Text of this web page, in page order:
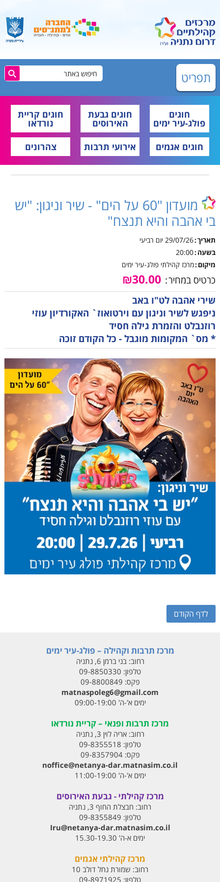
תפריט
חוגים
פולג-עיר ימים
חוגים גבעת
האירוסים
חוגים קריית
נורדאו
חוגים אגמים
אירועי תרבות צהרונים
מועדון "60 על הים" - שיר וניגון: "יש
בי אהבה והיא תנצח"
תאריך 29/07/26 יום רביעי
בשעה 20:00
מיקום מרכז קהילתי פולג-עיר ימים
כרטיס במחיר
שירי אהבה לט"ו באב
ניפגש לשיר וניגון עם וירטואוז` האקורדיון עוזי
רוזנבלט והזמרת גילה חסיד
* מס` המקומות מוגבל - כל הקודם זוכה
לדף הקודם
מרכז תרבות וקהילה – פולג-עיר ימים
רחוב:בני ברמן 6, נתניה
טלפון: 09-8850330
פקס: 09-8800849
matnaspoleg6@gmail.com
ימים א'-ה' 09:00-19:00
מרכז תרבות ופנאי – קריית נורדאו
רחוב:אריה לוין 3, נתניה
טלפון: 09-8355518
פקס:09-8357904
noffice@netanya-dar.matnasim.co.il
ימים א'-ה' 11:00-19:00
מרכז קהילתי - גבעת האירוסים
רחוב: חבצלת החוף 3, נתניה
טלפון: 09-8355849
Iru@netanya-dar.matnasim.co.il‏
ימים א-ה' 15.30-19.30
מרכז קהילתי אגמים
רחוב: שמורת נחל דולב 10
טלפון: 09-8971925